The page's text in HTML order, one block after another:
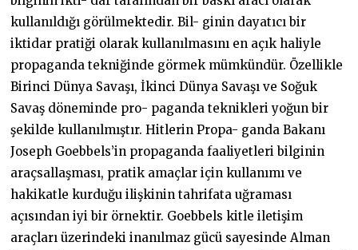
kullanıldığı görülmektedir. Bil- ginin dayatıcı bir
iktidar pratiği olarak kullanılmasını en açık haliyle
propaganda tekniğinde görmek mümkündür. Özellikle
Birinci Dünya Savaşı, İkinci Dünya Savaşı ve Soğuk
Savaş döneminde pro- paganda teknikleri yoğun bir
şekilde kullanılmıştır. Hitlerin Propa- ganda Bakanı
Joseph Goebbels’in propaganda faaliyetleri bilginin
araçsallaşması, pratik amaçlar için kullanımı ve
hakikatle kurduğu ilişkinin tahrifata uğraması
açısından iyi bir örnektir. Goebbels kitle iletişim
araçları üzerindeki inanılmaz gücü sayesinde Alman